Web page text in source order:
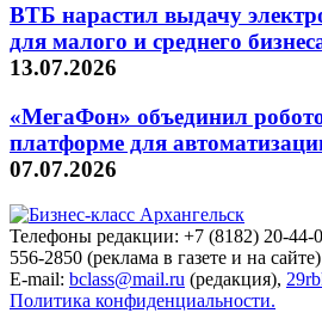
ВТБ нарастил выдачу
для малого и среднего
13.07.2026
«МегаФон» объединил
платформе для
07.07.2026
Телефоны редакции: +7 (8182) 20-44-
556-2850 (реклама в газете и на сайте)
E-mail: bclass@mail.ru (редакция),
Политика конфиденциальности.